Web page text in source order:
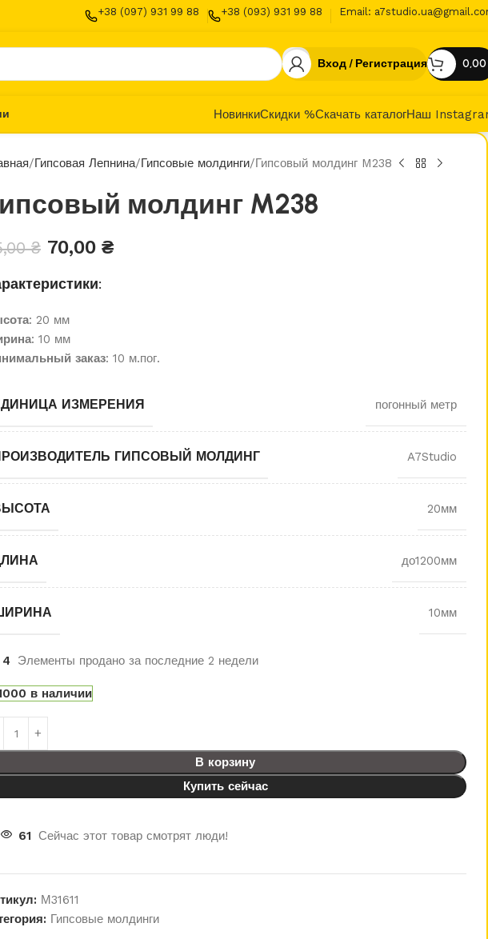
+38 (097) 931 99 88 +38 (093) 931 99 88 Email:
Вход / Регистрация 0,00
НовинкиСкидки %Скачать каталогНаш
Гипсовая Лепнина Гипсовые молдинги Гипсовый молдинг M238
молдинг M238
₴ 70,00 ₴
: 20 мм
: 10 мм
заказ: 10 м.пог.
ИЗМЕРЕНИЯ погонный метр
ГИПСОВЫЙ МОЛДИНГ A7Studio
20мм
до1200мм
10мм
4 Элементы продано за последние 2 недели
в наличии
В корзину
Купить сейчас
61 Сейчас этот товар смотрят люди!
М31611
Гипсовые молдинги